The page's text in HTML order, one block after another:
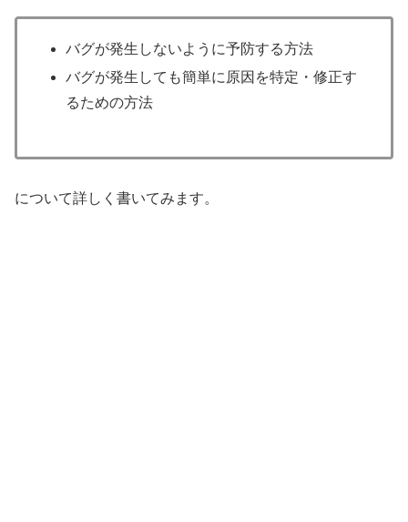
バグが発生しないように予防する方法
バグが発生しても簡単に原因を特定・修正す
るための方法
について詳しく書いてみます。